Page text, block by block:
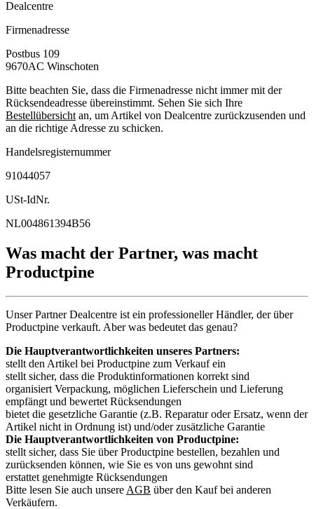
Dealcentre
Firmenadresse
Postbus 109
9670AC Winschoten
Bitte beachten Sie, dass die Firmenadresse nicht immer mit der
Rücksendeadresse übereinstimmt. Sehen Sie sich Ihre
Bestellübersicht an, um Artikel von Dealcentre zurückzusenden und
an die richtige Adresse zu schicken.
Handelsregisternummer
91044057
USt-IdNr.
NL004861394B56
Was macht der Partner, was macht
Productpine
Unser Partner Dealcentre ist ein professioneller Händler, der über
Productpine verkauft. Aber was bedeutet das genau?
Die Hauptverantwortlichkeiten unseres Partners:
stellt den Artikel bei Productpine zum Verkauf ein
stellt sicher, dass die Produktinformationen korrekt sind
organisiert Verpackung, möglichen Lieferschein und Lieferung
empfängt und bewertet Rücksendungen
bietet die gesetzliche Garantie (z.B. Reparatur oder Ersatz, wenn der
Artikel nicht in Ordnung ist) und/oder zusätzliche Garantie
Die Hauptverantwortlichkeiten von Productpine:
stellt sicher, dass Sie über Productpine bestellen, bezahlen und
zurücksenden können, wie Sie es von uns gewohnt sind
erstattet genehmigte Rücksendungen
Bitte lesen Sie auch unsere AGB über den Kauf bei anderen
Verkäufern.